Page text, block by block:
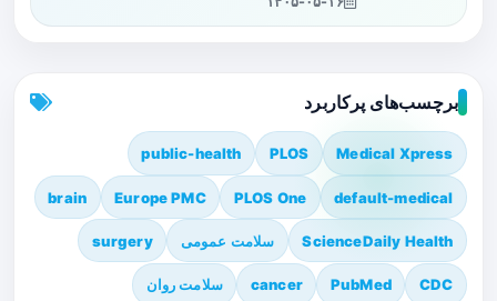
برچسب‌های پرکاربرد
Medical Xpress
PLOS
public-health
default-medical
PLOS One
Europe PMC
brain
ScienceDaily Health سلامت عمومی surgery
CDC
PubMed
cancer سلامت روان